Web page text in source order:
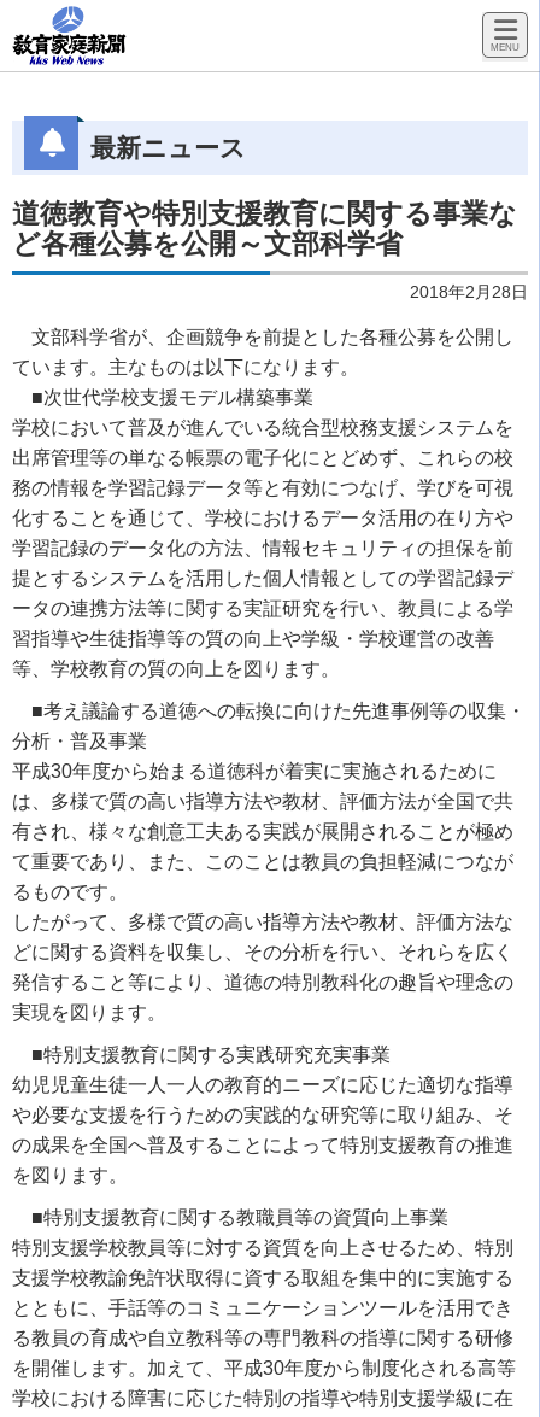
最新ニュース
道徳教育や特別支援教育に関する事業な
ど各種公募を公開～文部科学省
2018年2月28日
文部科学省が、企画競争を前提とした各種公募を公開し
ています。主なものは以下になります。
■次世代学校支援モデル構築事業
学校において普及が進んでいる統合型校務支援システムを
出席管理等の単なる帳票の電子化にとどめず、これらの校
務の情報を学習記録データ等と有効につなげ、学びを可視
化することを通じて、学校におけるデータ活用の在り方や
学習記録のデータ化の方法、情報セキュリティの担保を前
提とするシステムを活用した個人情報としての学習記録デ
ータの連携方法等に関する実証研究を行い、教員による学
習指導や生徒指導等の質の向上や学級・学校運営の改善
等、学校教育の質の向上を図ります。
■考え議論する道徳への転換に向けた先進事例等の収集・
分析・普及事業
平成30年度から始まる道徳科が着実に実施されるために
は、多様で質の高い指導方法や教材、評価方法が全国で共
有され、様々な創意工夫ある実践が展開されることが極め
て重要であり、また、このことは教員の負担軽減につなが
るものです。
したがって、多様で質の高い指導方法や教材、評価方法な
どに関する資料を収集し、その分析を行い、それらを広く
発信すること等により、道徳の特別教科化の趣旨や理念の
実現を図ります。
■特別支援教育に関する実践研究充実事業
幼児児童生徒一人一人の教育的ニーズに応じた適切な指導
や必要な支援を行うための実践的な研究等に取り組み、そ
の成果を全国へ普及することによって特別支援教育の推進
を図ります。
■特別支援教育に関する教職員等の資質向上事業
特別支援学校教員等に対する資質を向上させるため、特別
支援学校教諭免許状取得に資する取組を集中的に実施する
とともに、手話等のコミュニケーションツールを活用でき
る教員の育成や自立教科等の専門教科の指導に関する研修
を開催します。加えて、平成30年度から制度化される高等
学校における障害に応じた特別の指導や特別支援学級に在